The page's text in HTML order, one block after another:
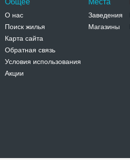
Общее
О нас
Поиск жилья
Карта сайта
Обратная связь
Условия использования
Акции
Места
Заведения
Магазины